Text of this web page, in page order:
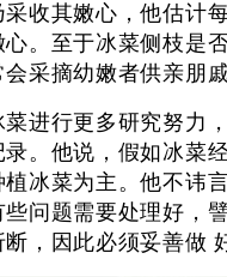
收其嫩心，他估计
。至于冰菜侧枝是
会采摘幼嫩者供亲
菜进行更多研究努力
。他说，假如冰菜
植冰菜为主。他不讳
问题需要处理好，
断，因此必须妥善做